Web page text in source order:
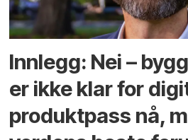
Innlegg: Nei –
er ikke klar for
produktpass nå,